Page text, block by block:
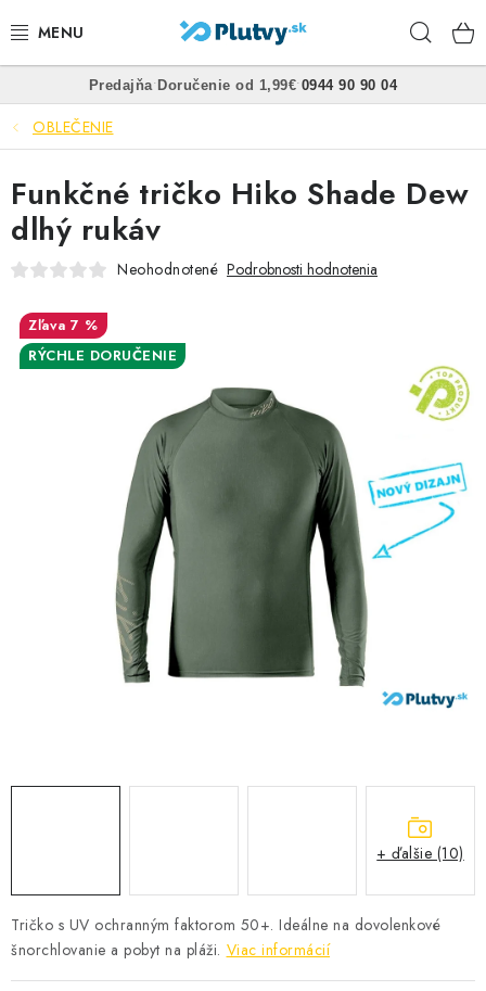
na
PLÁVANIE
ŠNORCHLOVANIE
FREEDIVING
SPEARFISHING
POTÁPANIE
OBLEČENIE
VŠETKO PRE DETI
HRAČKY DO VODY
PODVODNÉ SKÚTRE
TAŠKY A VAKY
Predajňa• Doručenie od 1,99€• 0944 90 90 04
OBLEČENIE
Tričko s UV ochranným faktorom 50+. Ideálne na dovolenkové
šnorchlovanie a pobyt na pláži. Viac informácií
Funkčné tričko Hiko Shade Dew
dlhý rukáv
Neohodnotené Podrobnosti hodnotenia
7 %
RÝCHLE DORUČENIE
+ ďalšie (10)